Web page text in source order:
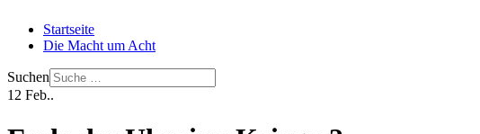
Startseite
Die Macht um Acht
Suchen
12 Feb..